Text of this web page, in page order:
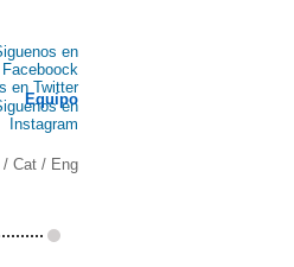
Equipo
/ Cat / Eng